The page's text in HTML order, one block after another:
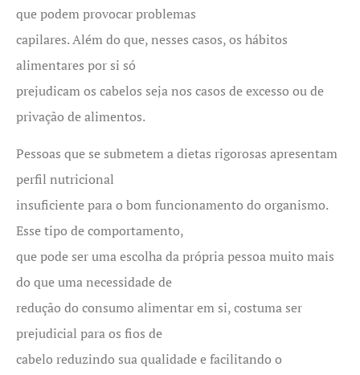
que podem provocar problemas
capilares. Além do que, nesses casos, os hábitos
alimentares por si só
prejudicam os cabelos seja nos casos de excesso ou de
privação de alimentos.
Pessoas que se submetem a dietas rigorosas apresentam
perfil nutricional
insuficiente para o bom funcionamento do organismo.
Esse tipo de comportamento,
que pode ser uma escolha da própria pessoa muito mais
do que uma necessidade de
redução do consumo alimentar em si, costuma ser
prejudicial para os fios de
cabelo reduzindo sua qualidade e facilitando o